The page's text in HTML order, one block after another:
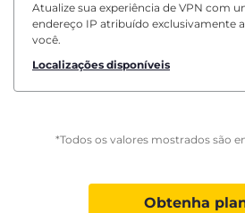
Atualize sua experiência de VPN com
endereço IP atribuído exclusivamente a
você.
Localizações disponíveis
*Todos os valores mostrados são
Obtenha